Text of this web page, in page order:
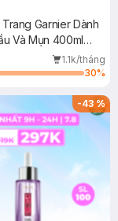
Garnier Dành
Và Mụn 400ml
1.1k/tháng
30%
-43%